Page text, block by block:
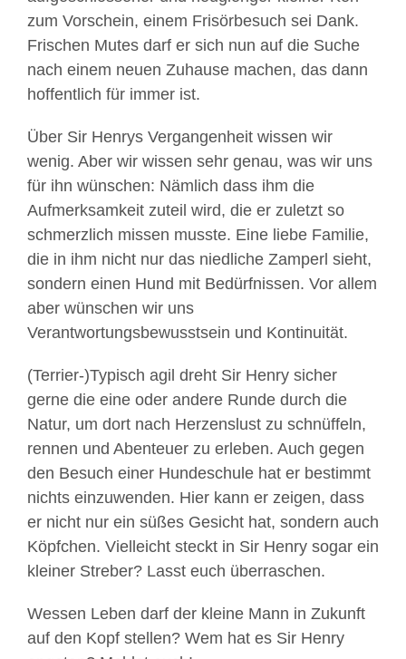
zum Vorschein, einem Frisörbesuch sei Dank.
Frischen Mutes darf er sich nun auf die Suche
nach einem neuen Zuhause machen, das dann
hoffentlich für immer ist.
Über Sir Henrys Vergangenheit wissen wir
wenig. Aber wir wissen sehr genau, was wir uns
für ihn wünschen: Nämlich dass ihm die
Aufmerksamkeit zuteil wird, die er zuletzt so
schmerzlich missen musste. Eine liebe Familie,
die in ihm nicht nur das niedliche Zamperl sieht,
sondern einen Hund mit Bedürfnissen. Vor allem
aber wünschen wir uns
Verantwortungsbewusstsein und Kontinuität.
(Terrier-)Typisch agil dreht Sir Henry sicher
gerne die eine oder andere Runde durch die
Natur, um dort nach Herzenslust zu schnüffeln,
rennen und Abenteuer zu erleben. Auch gegen
den Besuch einer Hundeschule hat er bestimmt
nichts einzuwenden. Hier kann er zeigen, dass
er nicht nur ein süßes Gesicht hat, sondern auch
Köpfchen. Vielleicht steckt in Sir Henry sogar ein
kleiner Streber? Lasst euch überraschen.
Wessen Leben darf der kleine Mann in Zukunft
auf den Kopf stellen? Wem hat es Sir Henry